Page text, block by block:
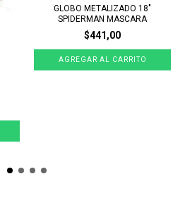
GLOBO METALIZADO 18"
SPIDERMAN MASCARA
$441,00